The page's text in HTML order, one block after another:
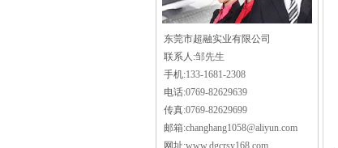
东莞市超融实业有限公司
联系人:邹先生
手机:133-1681-2308
电话:0769-82629639
传真:0769-82629699
邮箱:changhang1058@aliyun.com
网址:www.dgcrsy168.com